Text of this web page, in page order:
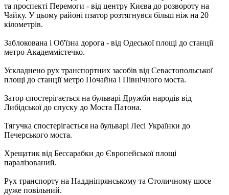
та проспекті Перемоги - від центру Києва до розвороту на
Чайку. У цьому районі пзатор розтягнувся більш ніж на 20
кілометрів.
Заблокована і Об'їзна дорога - від Одеської площі до станції
метро Академмістечко.
Ускладнено рух транспортних засобів від Севастопольської
площі до станції метро Почайна і Північного моста.
Затор спостерігається на бульварі Дружби народів від
Либідської до спуску до Моста Патона.
Тягучка спостерігається на бульварі Лесі Українки до
Печерського моста.
Хрещатик від Бессарабки до Європейської площі
паралізований.
Рух транспорту на Наддніпрянському та Столичному шосе
дуже повільний.